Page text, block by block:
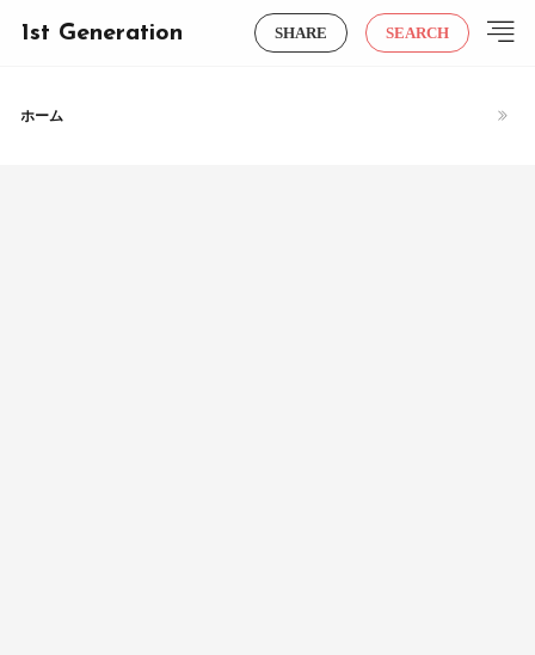
1st Generation SHARE SEARCH
ホーム